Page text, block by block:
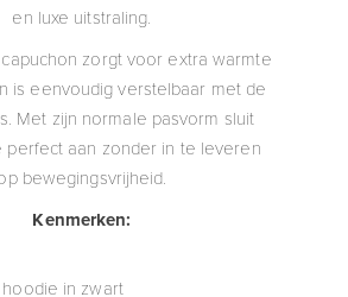
en luxe uitstraling.
zorgt voor extra warmte
is eenvoudig verstelbaar met de
Met zijn normale pasvorm sluit
perfect aan zonder in te leveren
bewegingsvrijheid.
Kenmerken:
in zwart